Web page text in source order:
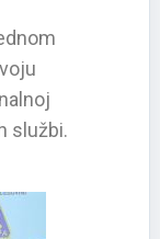
službi.